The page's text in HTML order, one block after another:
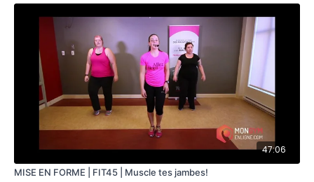
47:06
MISE EN FORME | FIT45 | Muscle tes jambes!